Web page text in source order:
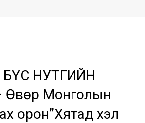
НУТГИЙН
Өвөр Монголын
орон”Хятад хэл